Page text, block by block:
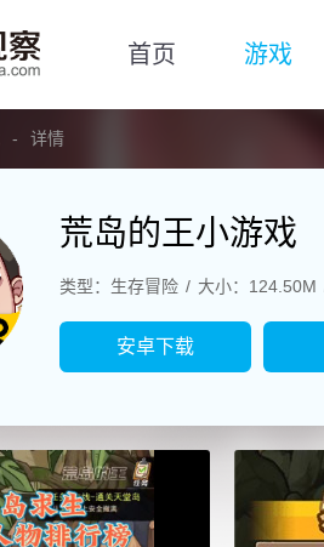
首页 游戏
详情
荒岛的王小游戏
类型：生存冒险 大小：124.50M
安卓下载